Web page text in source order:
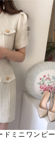
ドミニワンピー